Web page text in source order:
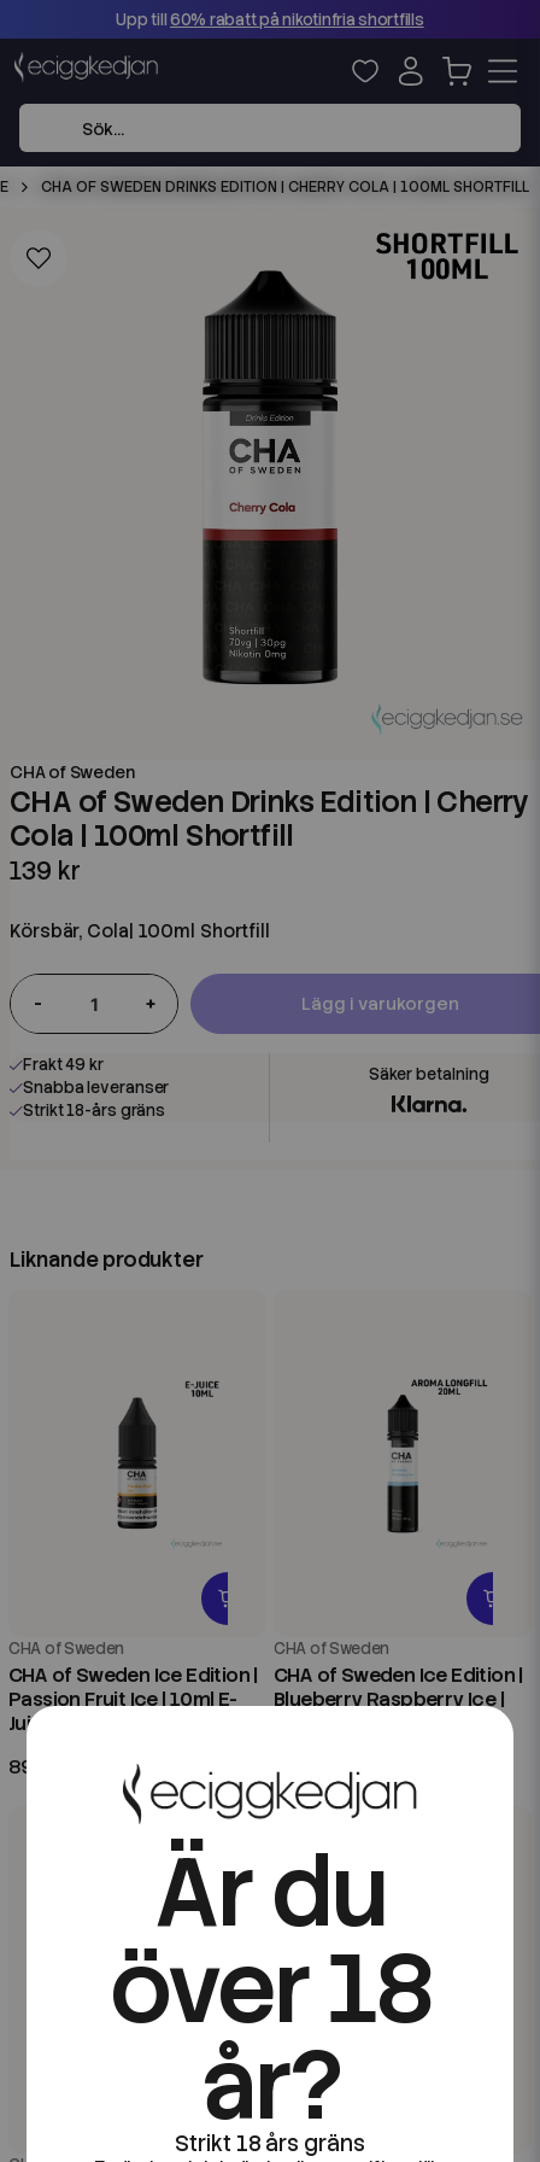
Upp till60% rabatt på nikotinfria shortfills
CHA OF SWEDEN DRINKS EDITION | CHERRY COLA | 100ML SHORTFILL
CHA of Sweden
CHA of Sweden Drinks Edition | Cherry
Cola | 100ml Shortfill
139 kr
Körsbär, Cola| 100ml Shortfill
- + Lägg i varukorgen
Frakt 49 kr
Snabba leveranser
Strikt 18-års gräns
Liknande produkter
CHA of Sweden
CHA of Sweden Ice Edition |
Passion Fruit Ice | 10ml E-
Juice
89 kr
CHA of Sweden
CHA of Sweden Ice Edition |
Blueberry Raspberry Ice |
99 kr
Är du
över 18
år?